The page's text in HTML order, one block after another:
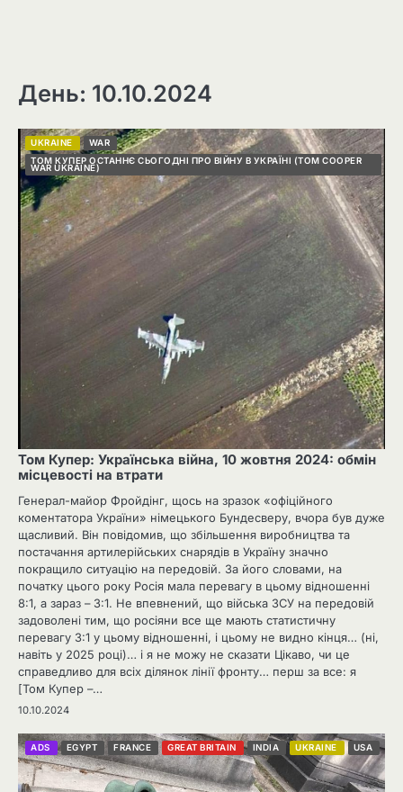
День: 10.10.2024
UKRAINE
WAR
ТОМ КУПЕР ОСТАННЄ СЬОГОДНІ ПРО ВІЙНУ В УКРАЇНІ (TOM COOPER
WAR UKRAINE)
Том Купер: Українська війна, 10 жовтня 2024: обмін
місцевості на втрати
Генерал-майор Фройдінг, щось на зразок «офіційного
коментатора України» німецького Бундесверу, вчора був дуже
щасливий. Він повідомив, що збільшення виробництва та
постачання артилерійських снарядів в Україну значно
покращило ситуацію на передовій. За його словами, на
початку цього року Росія мала перевагу в цьому відношенні
8:1, а зараз – 3:1. Не впевнений, що війська ЗСУ на передовій
задоволені тим, що росіяни все ще мають статистичну
перевагу 3:1 у цьому відношенні, і цьому не видно кінця… (ні,
навіть у 2025 році)… і я не можу не сказати Цікаво, чи це
справедливо для всіх ділянок лінії фронту… перш за все: я
[Том Купер –…
10.10.2024
ADS EGYPT FRANCE GREAT BRITAIN INDIA UKRAINE USA